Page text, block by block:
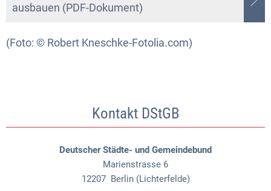
ausbauen (PDF-Dokument)
(Foto: © Robert Kneschke-Fotolia.com)
Kontakt DStGB
Deutscher Städte- und Gemeindebund
Marienstrasse 6
12207 Berlin (Lichterfelde)